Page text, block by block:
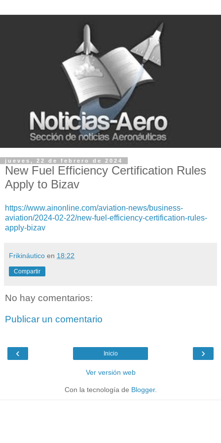
jueves, 22 de febrero de 2024
New Fuel Efficiency Certification Rules
Apply to Bizav
https://www.ainonline.com/aviation-news/business-
aviation/2024-02-22/new-fuel-efficiency-certification-rules-
apply-bizav
Frikináutico en 18:22
Compartir
No hay comentarios:
Publicar un comentario
‹ ›
Inicio
Ver versión web
Con la tecnología de Blogger.